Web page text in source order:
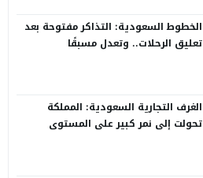
الخطوط السعودية: التذاكر مفتوحة بعد
تعليق الرحلات.. وتعدل مسبقًا
الغرف التجارية السعودية: المملكة
تحولت إلى نمر كبير على المستوى